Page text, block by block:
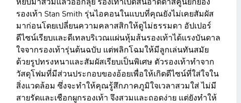
หยิบมาสวมแล้วออกลุย รองเท้าเปิดส้นอาดิดาสคู่นี้ยกย่อง
รองเท้า Stan Smith รุ่นไอคอนในแบบที่คุณยังไม่เคยสัมผัส
มาก่อนโดยเปลี่ยนความคลาสสิกให้ดูไม่ธรรมดา อัปเปอร์
ดีไซน์เรียบและดีเทลบริเวณแผ่นหุ้มส้นรองเท้าได้แรงบันดาล
ใจจากรองเท้ารุ่นต้นฉบับ แต่พลิกโฉมให้มีลูกเล่นทันสมัย
ด้วยรูปทรงหนาและสัมผัสเรียบเป็นพิเศษ ตัวรองเท้าทำจาก
วัสดุโฟมที่มีส่วนประกอบของอ้อยเพื่อให้เกิดดีไซน์ที่ใส่ใจใน
สิ่งแวดล้อม ซึ่งจะทำให้คุณรู้สึกภาคภูมิใจเวลาสวมใส่ ไม่มี
สายรัดและเชือกผูกรองเท้า จึงสวมและถอดง่าย แต่ยังทำให้